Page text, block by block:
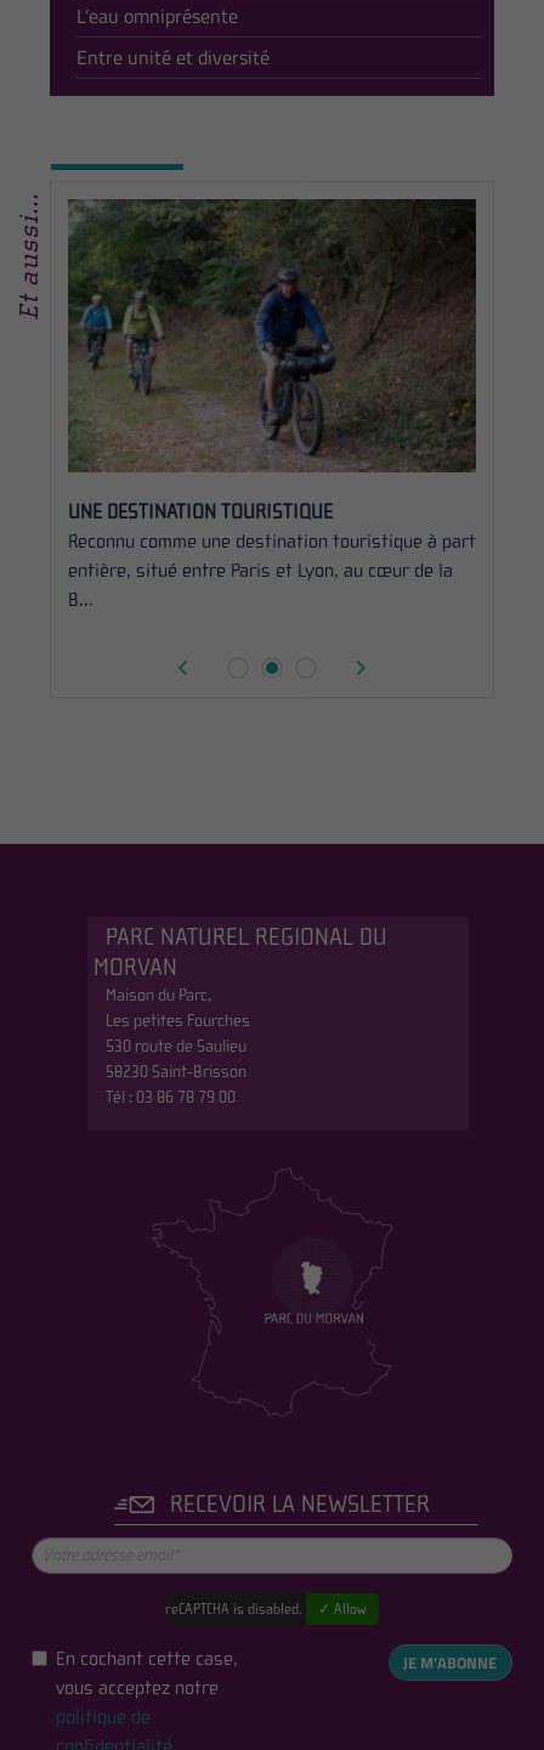
L’eau omniprésente
Entre unité et diversité
Et aussi...
UNE DESTINATION TOURISTIQUE
Reconnu comme une destination touristique à part
entière, situé entre Paris et Lyon, au cœur de la
B...
PARC NATUREL REGIONAL DU
MORVAN
Maison du Parc,
Les petites Fourches
530 route de Saulieu
58230 Saint-Brisson
Tél : 03 86 78 79 00
RECEVOIR LA NEWSLETTER
reCAPTCHA is disabled. ✓ Allow
En cochant cette case,
vous acceptez notre
politique de
JE M'ABONNE